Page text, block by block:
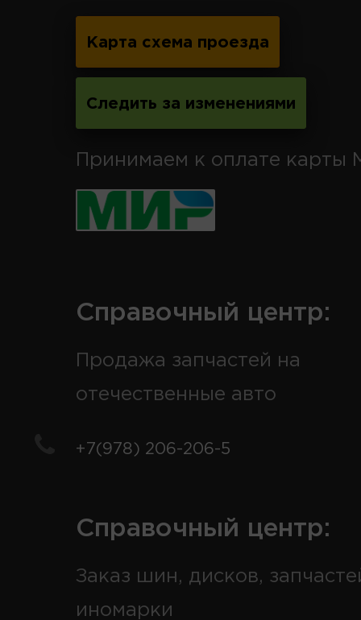
Карта схема проезда
Следить за изменениями
Принимаем к оплате карты
Справочный центр:
Продажа запчастей на
отечественные авто
+7(978) 206-206-5
Справочный центр:
Заказ шин, дисков,
иномарки